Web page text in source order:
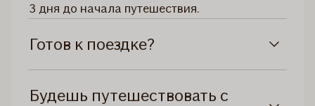
3 дня до начала путешествия.
Готов к поездке?
Будешь путешествовать с